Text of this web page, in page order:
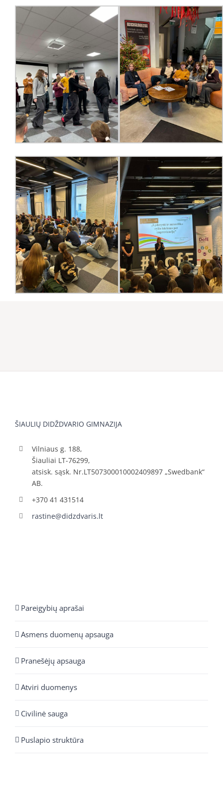
ŠIAULIŲ DIDŽDVARIO GIMNAZIJA
Vilniaus g. 188,
Šiauliai LT-76299,
atsisk. sąsk. Nr.LT507300010002409897 „Swedbank“
AB.
+370 41 431514
rastine@didzdvaris.lt
Pareigybių aprašai
Asmens duomenų apsauga
Pranešėjų apsauga
Atviri duomenys
Civilinė sauga
Puslapio struktūra